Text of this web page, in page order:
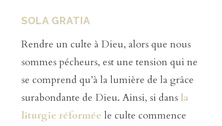
SOLA GRATIA
Rendre un culte à Dieu, alors que nous
sommes pécheurs, est une tension qui ne
se comprend qu’à la lumière de la grâce
surabondante de Dieu. Ainsi, si dansla
liturgie réformée le culte commence